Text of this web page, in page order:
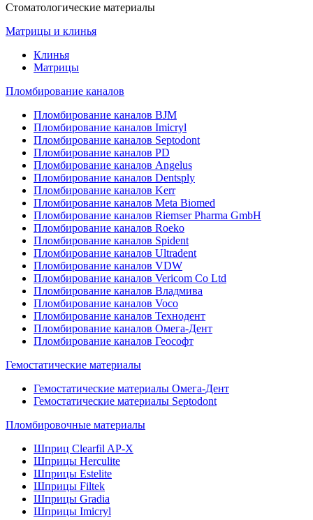
Стоматологические материалы
Матрицы и клинья
Клинья
Матрицы
Пломбирование каналов
Пломбирование каналов BJM
Пломбирование каналов Imicryl
Пломбирование каналов Septodont
Пломбирование каналов PD
Пломбирование каналов Angelus
Пломбирование каналов Dentsply
Пломбирование каналов Kerr
Пломбирование каналов Meta Biomed
Пломбирование каналов Riemser Pharma GmbH
Пломбирование каналов Roeko
Пломбирование каналов Spident
Пломбирование каналов Ultradent
Пломбирование каналов VDW
Пломбирование каналов Vericom Co Ltd
Пломбирование каналов Владмива
Пломбирование каналов Voco
Пломбирование каналов Технодент
Пломбирование каналов Омега-Дент
Пломбирование каналов Геософт
Гемостатические материалы
Гемостатические материалы Омега-Дент
Гемостатические материалы Septodont
Пломбировочные материалы
Шприц Clearfil AP-X
Шприцы Herculite
Шприцы Estelite
Шприцы Filtek
Шприцы Gradia
Шприцы Imicryl